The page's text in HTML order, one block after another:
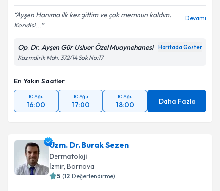
Ayşen Hanıma ilk kez gittim ve çok memnun kaldım.
Kendisi...
Devamı
Op. Dr. Ayşen Gür Usluer Özel Muaynehanesi Haritada Göster
Kazımdirik Mah. 372/14 Sok No:17
En Yakın Saatler
10 Ağu
16:00
10 Ağu
17:00
10 Ağu
18:00 Daha Fazla
Uzm. Dr. Burak Sezen
Dermatoloji
İzmir, Bornova
5 (12 Değerlendirme)